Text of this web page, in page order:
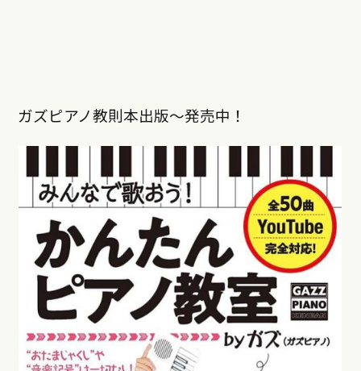
ガズピアノ教則本出版〜発売中！